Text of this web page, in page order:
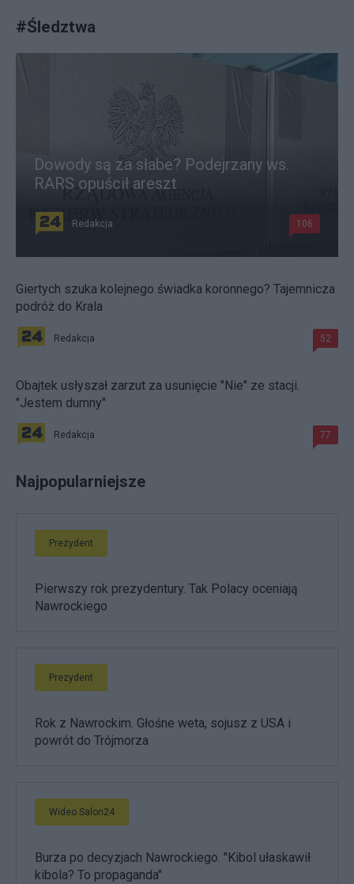
#Śledztwa
Dowody są za słabe? Podejrzany ws.
RARS opuścił areszt
Redakcja 106
Giertych szuka kolejnego świadka koronnego? Tajemnicza
podróż do Krala
Redakcja 52
Obajtek usłyszał zarzut za usunięcie "Nie" ze stacji.
"Jestem dumny"
Redakcja 77
Najpopularniejsze
Prezydent
Pierwszy rok prezydentury. Tak Polacy oceniają
Nawrockiego
Prezydent
Rok z Nawrockim. Głośne weta, sojusz z USA i
powrót do Trójmorza
Wideo Salon24
Burza po decyzjach Nawrockiego. "Kibol ułaskawił
kibola? To propaganda"